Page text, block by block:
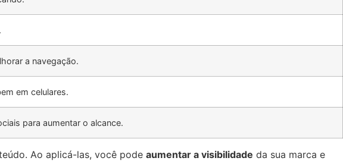
a navegação.
em celulares.
para aumentar o alcance.
Ao aplicá-las, você pode aumentar a visibilidade da sua marca e